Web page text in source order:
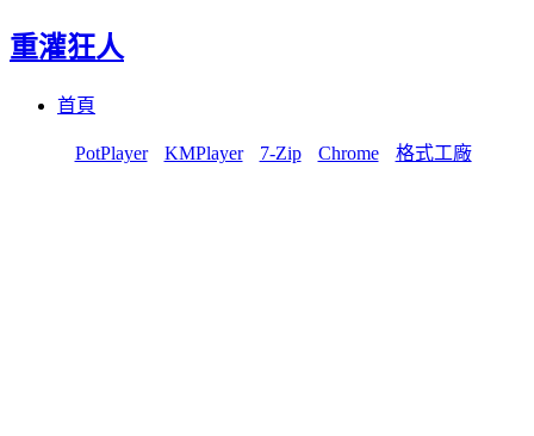
重灌狂人
首頁
PotPlayer KMPlayer 7-Zip Chrome 格式工廠